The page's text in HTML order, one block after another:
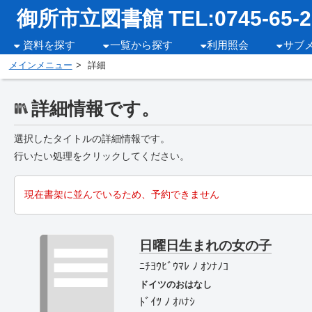
御所市立図書館 TEL:0745-65-
資料を探す 一覧から探す 利用照会 サブ
メインメニュー 詳細
詳細情報です。
選択したタイトルの詳細情報です。
行いたい処理をクリックしてください。
現在書架に並んでいるため、予約できません
日曜日生まれの女の子
ﾆﾁﾖｳﾋﾞｳﾏﾚ ﾉ ｵﾝﾅﾉｺ
ドイツのおはなし
ﾄﾞｲﾂ ﾉ ｵﾊﾅｼ